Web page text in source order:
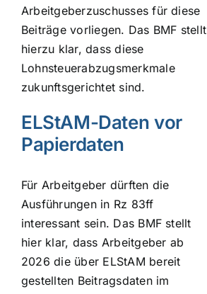
Arbeitgeberzuschusses für diese
Beiträge vorliegen. Das BMF stellt
hierzu klar, dass diese
Lohnsteuerabzugsmerkmale
zukunftsgerichtet sind.
ELStAM-Daten vor
Papierdaten
Für Arbeitgeber dürften die
Ausführungen in Rz 83ff
interessant sein. Das BMF stellt
hier klar, dass Arbeitgeber ab
2026 die über ELStAM bereit
gestellten Beitragsdaten im